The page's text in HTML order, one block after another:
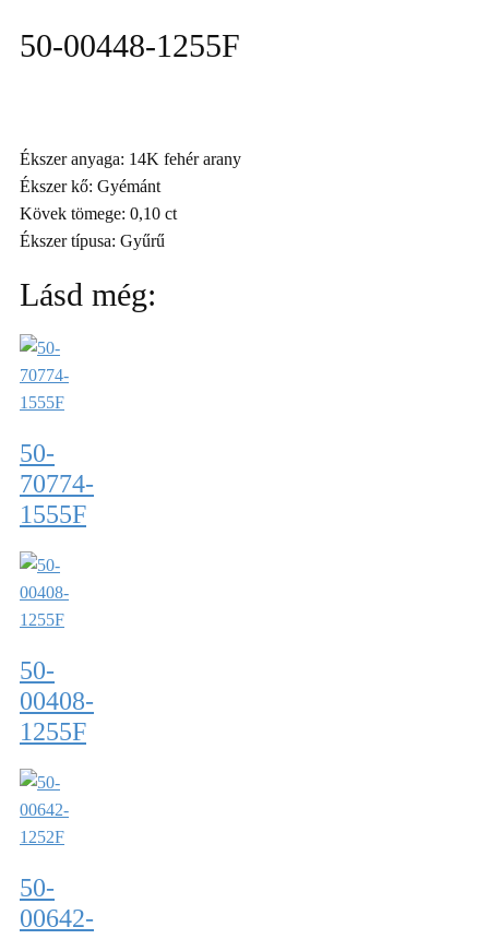
50-00448-1255F
Ékszer anyaga: 14K fehér arany
Ékszer kő: Gyémánt
Kövek tömege: 0,10 ct
Ékszer típusa: Gyűrű
Lásd még:
50-
70774-
1555F
50-
00408-
1255F
50-
00642-